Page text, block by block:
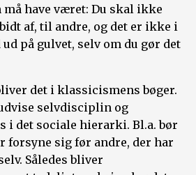
have været: Du skal ikke
af, til andre, og det er ikke i
på gulvet, selv om du gør det
det i klassicismens bøger.
selvdisciplin og
i det sociale hierarki. Bl.a. bør
forsyne sig før andre, der har
Således bliver